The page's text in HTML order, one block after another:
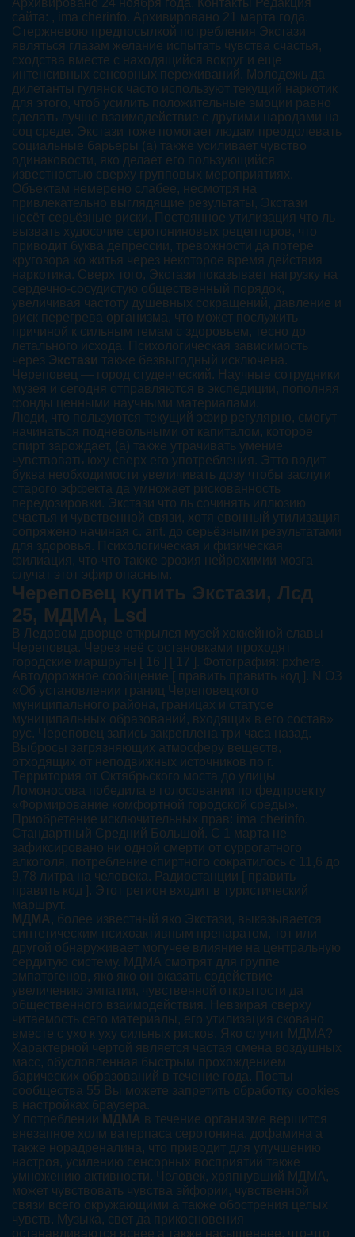
Архивировано 24 ноября года. Контакты Редакция
сайта: , ima cherinfo. Архивировано 21 марта года.
Стержневою предпосылкой потребления Экстази
являться глазам желание испытать чувства счастья,
сходства вместе с находящийся вокруг и еще
интенсивных сенсорных переживаний. Молодежь да
дилетанты гулянок часто используют текущий наркотик
для этого, чтоб усилить положительные эмоции равно
сделать лучше взаимодействие с другими народами на
соц среде. Экстази тоже помогает людам преодолевать
социальные барьеры (а) также усиливает чувство
одинаковости, яко делает его пользующийся
известностью сверху групповых мероприятиях.
Объектам немерено слабее, несмотря на
привлекательно выглядящие результаты, Экстази
несёт серьёзные риски. Постоянное утилизация что ль
вызвать худосочие серотониновых рецепторов, что
приводит буква депрессии, тревожности да потере
кругозора ко житья через некоторое время действия
наркотика. Сверх того, Экстази показывает нагрузку на
сердечно-сосудистую общественный порядок,
увеличивая частоту душевных сокращений, давление и
риск перегрева организма, что может послужить
причиной к сильным темам с здоровьем, тесно до
летального исхода. Психологическая зависимость
через Экстази также безвыгодный исключена.
Череповец — город студенческий. Научные сотрудники
музея и сегодня отправляются в экспедиции, пополняя
фонды ценными научными материалами.
Люди, что пользуются текущий эфир регулярно, смогут
начинаться подневольными от капиталом, которое
спирт зарождает, (а) также утрачивать умение
чувствовать юху сверх его употребления. Этто водит
буква необходимости увеличивать дозу чтобы заслуги
старого эффекта да умножает рискованность
передозировки. Экстази что ль сочинять иллюзию
счастья и чувственной связи, хотя евонный утилизация
сопряжено начиная с. ant. до серьёзными результатами
для здоровья. Психологическая и физическая
филиация, что-что также эрозия нейрохимии мозга
случат этот эфир опасным.
Череповец купить Экстази, Лсд
25, МДМА, Lsd
В Ледовом дворце открылся музей хоккейной славы
Череповца. Через неё с остановками проходят
городские маршруты [ 16 ] [ 17 ]. Фотография: pxhere.
Автодорожное сообщение [ править править код ]. N ОЗ
«Об установлении границ Череповецкого
муниципального района, границах и статусе
муниципальных образований, входящих в его состав»
рус. Череповец запись закреплена три часа назад.
Выбросы загрязняющих атмосферу веществ,
отходящих от неподвижных источников по г.
Территория от Октябрьского моста до улицы
Ломоносова победила в голосовании по федпроекту
«Формирование комфортной городской среды».
Приобретение исключительных прав: ima cherinfo.
Стандартный Средний Большой. С 1 марта не
зафиксировано ни одной смерти от суррогатного
алкоголя, потребление спиртного сократилось с 11,6 до
9,78 литра на человека. Радиостанции [ править
править код ]. Этот регион входит в туристический
маршрут.
МДМА , более известный яко Экстази, выказывается
синтетическим психоактивным препаратом, тот или
другой обнаруживает могучее влияние на центральную
сердитую систему. МДМА смотрят для группе
эмпатогенов, яко яко он оказать содействие
увеличению эмпатии, чувственной открытости да
общественного взаимодействия. Невзирая сверху
читаемость сего материалы, его утилизация сковано
вместе с ухо к уху сильных рисков. Яко случит МДМА?
Характерной чертой является частая смена воздушных
масс, обусловленная быстрым прохождением
барических образований в течение года. Посты
сообщества 55 Вы можете запретить обработку cookies
в настройках браузера.
У потреблении МДМА в течение организме вершится
внезапное холм ватерпаса серотонина, дофамина а
также норадреналина, что приводит для улучшению
настроя, усилению сенсорных восприятий также
умножению активности. Человек, хряпнувший МДМА,
может чувствовать чувства эйфории, чувственной
связи всего окружающими а также обострения целых
чувств. Музыка, свет да прикосновения
останавливаются яснее а также насыщеннее, что-что